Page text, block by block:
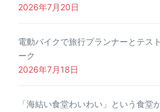
2026年7月20日
電動バイクで旅行プランナーとテス
ーク
2026年7月18日
「海結い食堂わいわい」という食